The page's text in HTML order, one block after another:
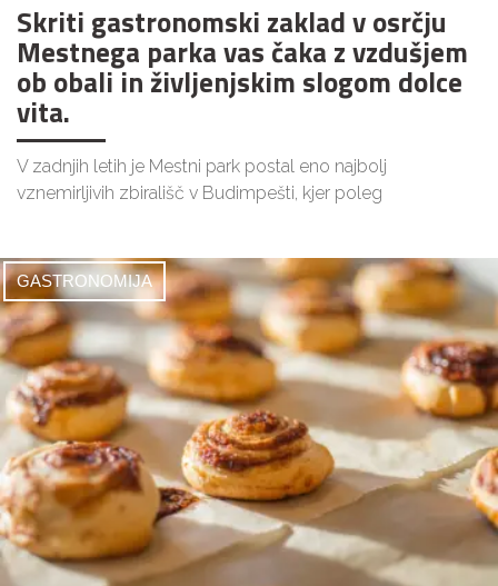
Skriti gastronomski zaklad v osrčju
Mestnega parka vas čaka z vzdušjem
ob obali in življenjskim slogom dolce
vita.
V zadnjih letih je Mestni park postal eno najbolj
vznemirljivih zbirališč v Budimpešti, kjer poleg
GASTRONOMIJA